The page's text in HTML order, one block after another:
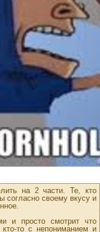
на 2 части. Те, кто
согласно своему вкусу и
и просто смотрит что
то с непониманием и